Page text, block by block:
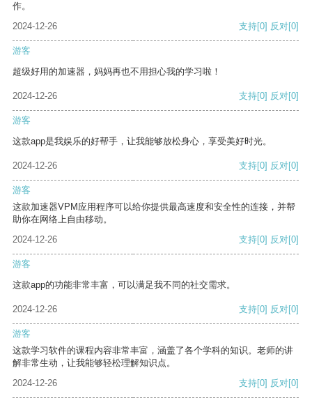
作。
2024-12-26
支持[0] 反对[0]
游客
超级好用的加速器，妈妈再也不用担心我的学习啦！
2024-12-26 支持[0] 反对[0]
游客
这款app是我娱乐的好帮手，让我能够放松身心，享受美好时光。
2024-12-26 支持[0] 反对[0]
游客
这款加速器VPM应用程序可以给你提供最高速度和安全性的连接，并帮
助你在网络上自由移动。
2024-12-26
支持[0] 反对[0]
游客
这款app的功能非常丰富，可以满足我不同的社交需求。
2024-12-26 支持[0] 反对[0]
游客
这款学习软件的课程内容非常丰富，涵盖了各个学科的知识。老师的讲
解非常生动，让我能够轻松理解知识点。
2024-12-26
支持[0] 反对[0]